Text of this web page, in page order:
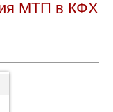
МТП в КФХ